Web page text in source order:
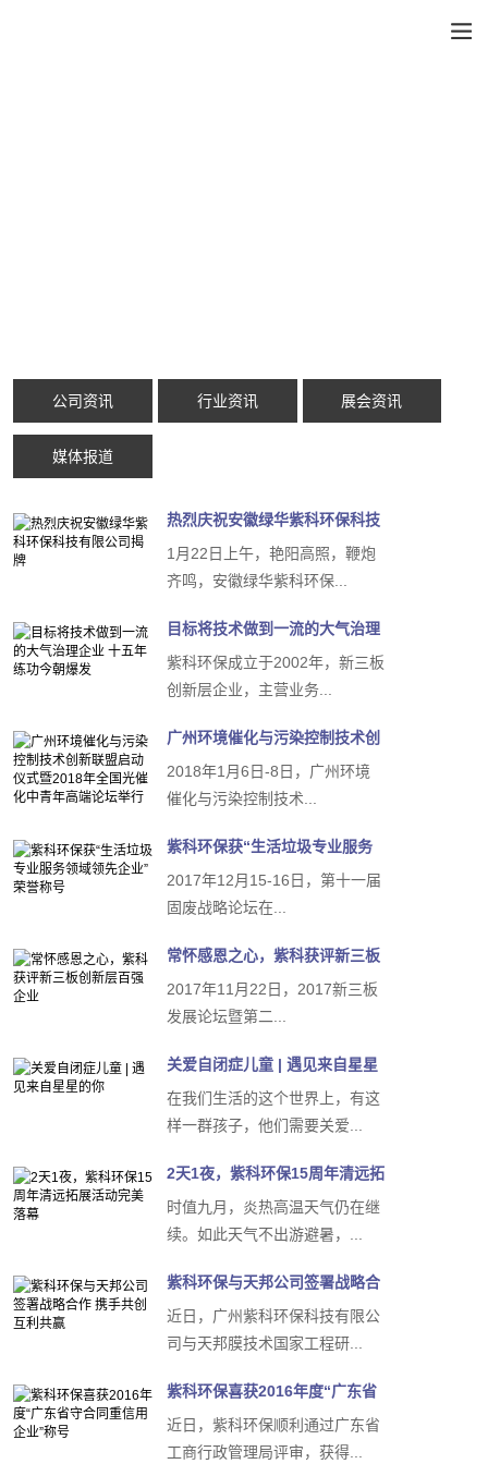
公司资讯 行业资讯 展会资讯
媒体报道
热烈庆祝安徽绿华紫科环保科技
有限公司揭牌
1月22日上午，艳阳高照，鞭炮
齐鸣，安徽绿华紫科环保...
目标将技术做到一流的大气治理
企业 十五年练功今朝爆...
紫科环保成立于2002年，新三板
创新层企业，主营业务...
广州环境催化与污染控制技术创
新联盟启动仪式暨201...
2018年1月6日-8日，广州环境
催化与污染控制技术...
紫科环保获“生活垃圾专业服务
领域领先企业”荣誉称号
2017年12月15-16日，第十一届
固废战略论坛在...
常怀感恩之心，紫科获评新三板
创新层百强企业
2017年11月22日，2017新三板
发展论坛暨第二...
关爱自闭症儿童 | 遇见来自星星
的你
在我们生活的这个世界上，有这
样一群孩子，他们需要关爱...
2天1夜，紫科环保15周年清远拓
展活动完美落幕
时值九月，炎热高温天气仍在继
续。如此天气不出游避暑，...
紫科环保与天邦公司签署战略合
作 携手共创互利共赢
近日，广州紫科环保科技有限公
司与天邦膜技术国家工程研...
紫科环保喜获2016年度“广东省
守合同重信用企业”...
近日，紫科环保顺利通过广东省
工商行政管理局评审，获得...